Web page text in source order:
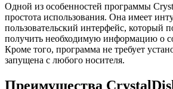
Одной из особенностей программы
простота использования. Она имеет
пользовательский интерфейс, который
получить необходимую информацию о
Кроме того, программа не требует
запущена с любого носителя.
Преимущества